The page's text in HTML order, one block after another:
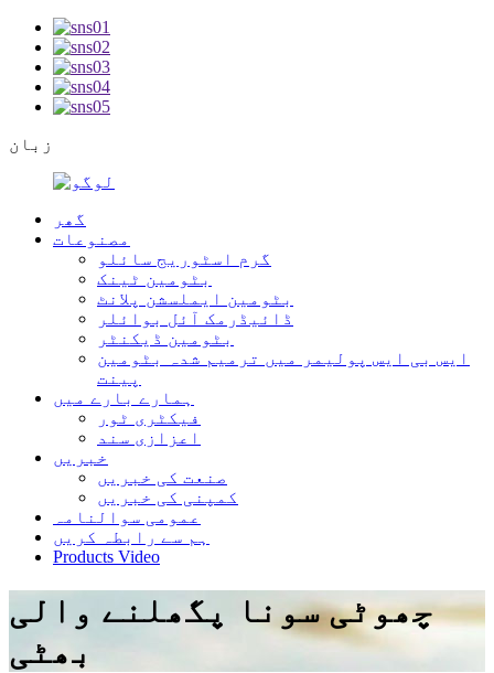
زبان
گھر
مصنوعات
گرم اسٹوریج سائلو
بٹومین ٹینک
بٹومین ایملسشن پلانٹ
ڈائیڈرمک آئل بوائلر
بٹومین ڈیکنٹر
ایس بی ایس پولیمر میں ترمیم شدہ بٹومین
پینت
ہمارے بارے میں
فیکٹری ٹور
اعزازی سند
خبریں
صنعت کی خبریں
کمپنی کی خبریں
عمومی سوالنامہ
ہم سے رابطہ کریں
Products Video
چھوٹی سونا پگھلنے والی
بھٹی